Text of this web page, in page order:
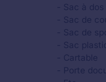
- Sac à dos
- Sac de
- Sac de
- Sac
- Cartable
- Porte